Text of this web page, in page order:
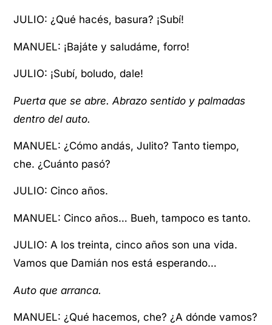
JULIO: ¿Qué hacés, basura? ¡Subí!
MANUEL: ¡Bajáte y saludáme, forro!
JULIO: ¡Subí, boludo, dale!
Puerta que se abre. Abrazo sentido y palmadas
dentro del auto.
MANUEL: ¿Cómo andás, Julito? Tanto tiempo,
che. ¿Cuánto pasó?
JULIO: Cinco años.
MANUEL: Cinco años… Bueh, tampoco es tanto.
JULIO: A los treinta, cinco años son una vida.
Vamos que Damián nos está esperando…
Auto que arranca.
MANUEL: ¿Qué hacemos, che? ¿A dónde vamos?